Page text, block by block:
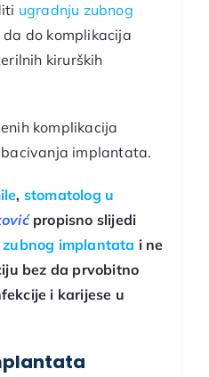
ugradnju zubnog
da do komplikacija
kirurških
komplikacija
implantata.
, stomatolog u
propisno slijedi
implantata i ne
bez da prvobitno
i karijese u